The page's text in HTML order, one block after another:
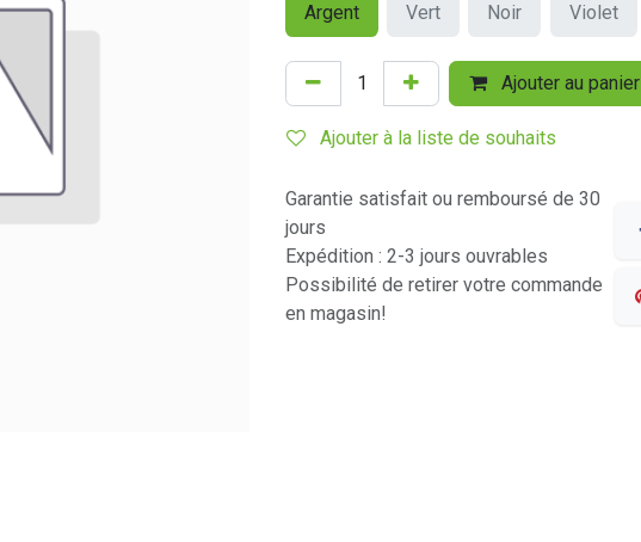
Argent Vert Noir Violet
Ajouter au panier
Ajouter à la liste de souhaits
Garantie satisfait ou remboursé de 30
jours
Expédition : 2-3 jours ouvrables
Possibilité de retirer votre commande
en magasin!